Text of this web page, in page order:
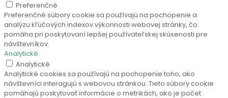
Preferenčné
Preferenčné súbory cookie sa používajú na pochopenie a
analýzu kľúčových indexov výkonnosti webovej stránky, čo
pomáha pri poskytovaní lepšej používateľskej skúsenosti pre
návštevníkov.
Analytické
Analytické
Analytické cookies sa používajú na pochopenie toho, ako
návštevníci interagujú s webovou stránkou. Tieto súbory cookie
pomáhajú poskytovať informácie o metrikách, ako je počet